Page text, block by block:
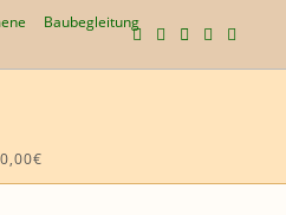
Baubegleitung
0,00€
WEBSITE-